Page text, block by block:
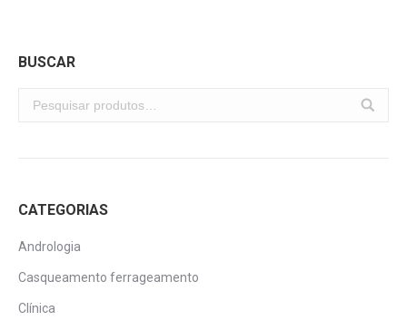
BUSCAR
CATEGORIAS
Andrologia
Casqueamento ferrageamento
Clínica